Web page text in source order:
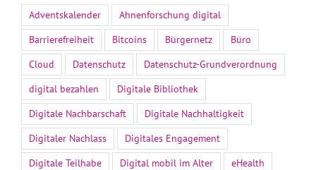
Adventskalender
Ahnenforschung digital
Barrierefreiheit
Bitcoins Bürgernetz
Büro
Cloud
Datenschutz
Datenschutz-Grundverordnung
digital bezahlen
Digitale Bibliothek
Digitale Nachbarschaft
Digitale Nachhaltigkeit
Digitaler Nachlass
Digitales Engagement
Digitale Teilhabe
Digital mobil im Alter
eHealth